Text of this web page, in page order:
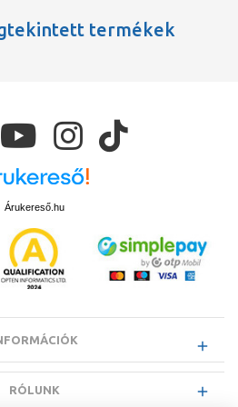
termékek
Árukereső.hu
RÓLUNK